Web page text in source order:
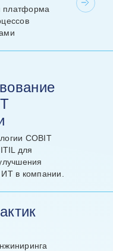
платформа
COBIT
для
в компании.